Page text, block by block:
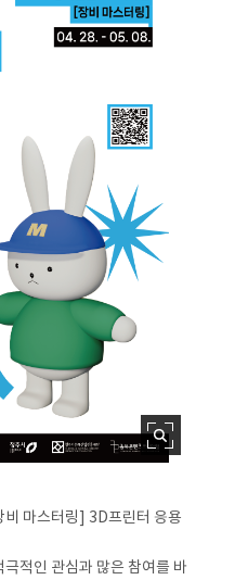
마스터링] 3D프린터 응용
적인 관심과 많은 참여를 바